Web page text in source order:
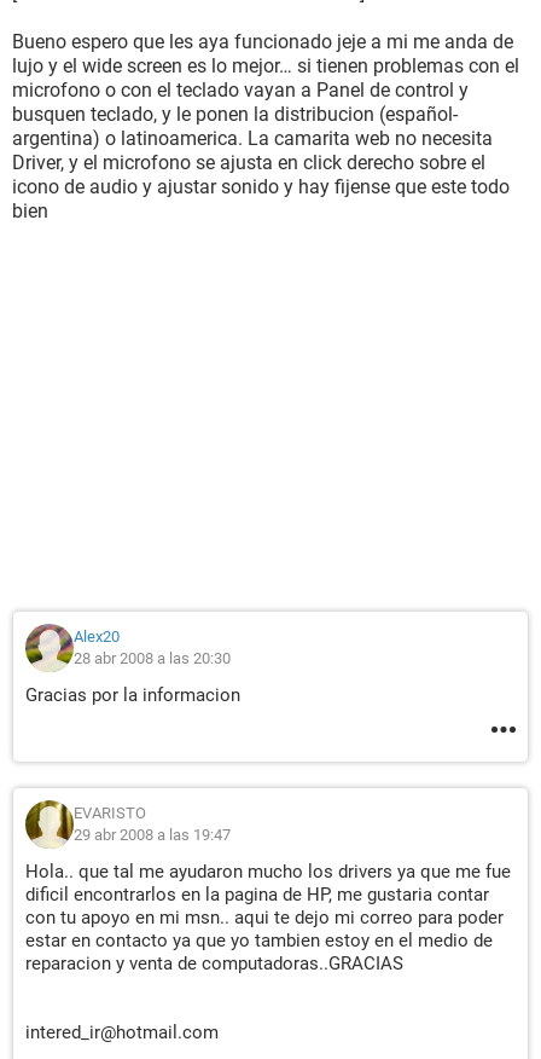
Bueno espero que les aya funcionado jeje a mi me anda de
lujo y el wide screen es lo mejor… si tienen problemas con el
microfono o con el teclado vayan a Panel de control y
busquen teclado, y le ponen la distribucion (español-
argentina) o latinoamerica. La camarita web no necesita
Driver, y el microfono se ajusta en click derecho sobre el
icono de audio y ajustar sonido y hay fijense que este todo
bien
Alex20
28 abr 2008 a las 20:30
Gracias por la informacion
EVARISTO
29 abr 2008 a las 19:47
Hola.. que tal me ayudaron mucho los drivers ya que me fue
dificil encontrarlos en la pagina de HP, me gustaria contar
con tu apoyo en mi msn.. aqui te dejo mi correo para poder
estar en contacto ya que yo tambien estoy en el medio de
reparacion y venta de computadoras..GRACIAS
intered_ir@hotmail.com